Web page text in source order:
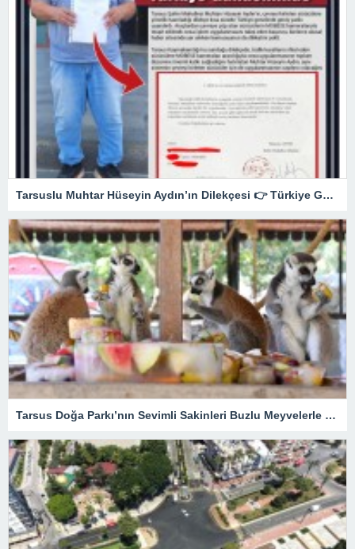
Tarsuslu Muhtar Hüseyin Aydın’ın Dilekçesi 👉 Türkiye Gündeminde
Tarsus Doğa Parkı’nın Sevimli Sakinleri Buzlu Meyvelerle Serinliyor